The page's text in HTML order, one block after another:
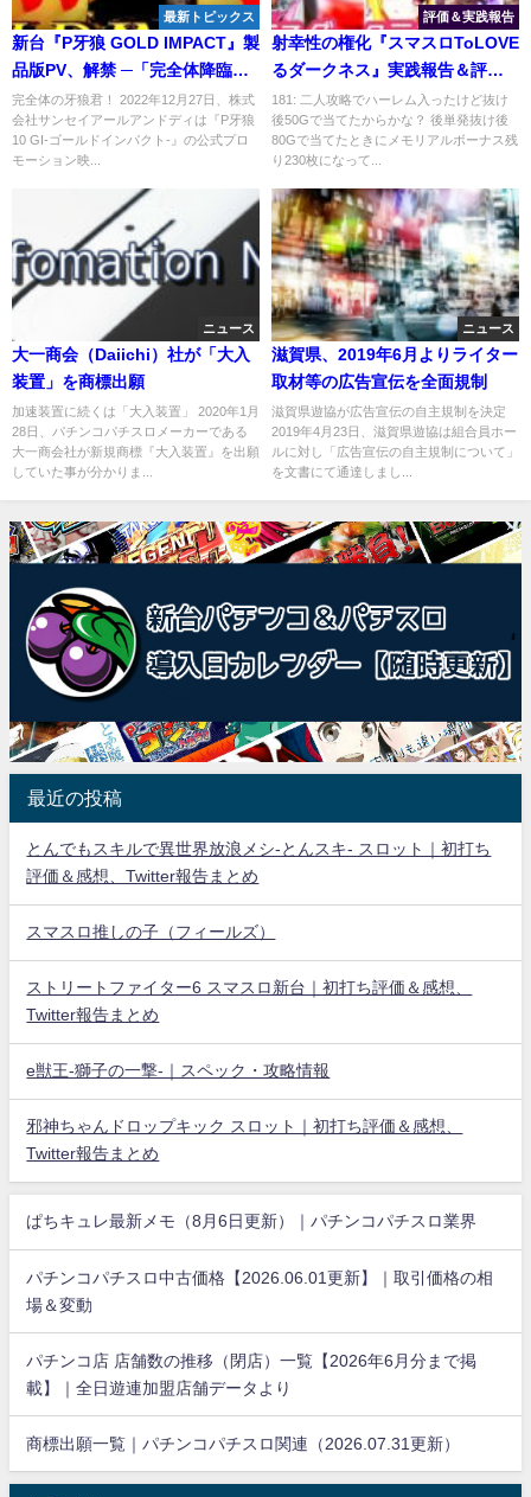
最新トピックス
新台『P牙狼 GOLD IMPACT』製
品版PV、解禁 ─「完全体降臨、
三種の超体感で王者に死角ナ
シ！」
完全体の牙狼君！ 2022年12月27日、株式
会社サンセイアールアンドディは『P牙狼
10 GI-ゴールドインパクト-』の公式プロ
モーション映...
評価＆実践報告
射幸性の権化『スマスロToLOVE
るダークネス』実践報告＆評価
｜▲5,000枚→10,000枚超の出玉
グラフ、ST当選で63枚END画
像、まさにギャンブル…
181: 二人攻略でハーレム入ったけど抜け
後50Gで当てたからかな？ 後単発抜け後
80Gで当てたときにメモリアルボーナス残
り230枚になって...
ニュース
大一商会（Daiichi）社が「大入
装置」を商標出願
加速装置に続くは「大入装置」 2020年1月
28日、パチンコパチスロメーカーである
大一商会社が新規商標『大入装置』を出願
していた事が分かりま...
ニュース
滋賀県、2019年6月よりライター
取材等の広告宣伝を全面規制
滋賀県遊協が広告宣伝の自主規制を決定
2019年4月23日、滋賀県遊協は組合員ホー
ルに対し「広告宣伝の自主規制について」
を文書にて通達しまし...
最近の投稿
とんでもスキルで異世界放浪メシ-とんスキ- スロット｜初打ち
評価＆感想、Twitter報告まとめ
スマスロ推しの子（フィールズ）
ストリートファイター6 スマスロ新台｜初打ち評価＆感想、
Twitter報告まとめ
e獣王-獅子の一撃-｜スペック・攻略情報
邪神ちゃんドロップキック スロット｜初打ち評価＆感想、
Twitter報告まとめ
ぱちキュレ最新メモ（8月6日更新）｜パチンコパチスロ業界
パチンコパチスロ中古価格【2026.06.01更新】｜取引価格の相
場＆変動
パチンコ店 店舗数の推移（閉店）一覧【2026年6月分まで掲
載】｜全日遊連加盟店舗データより
商標出願一覧｜パチンコパチスロ関連（2026.07.31更新）